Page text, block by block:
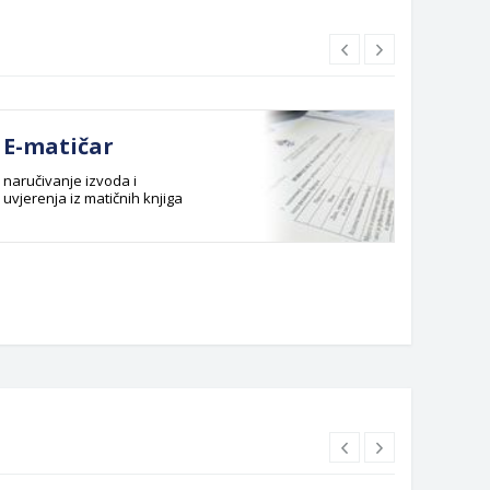
E-matičar
naručivanje izvoda i
uvjerenja iz matičnih knjiga